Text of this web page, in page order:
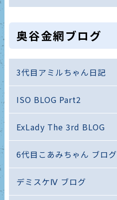
奥谷金網ブログ
3代目アミルちゃん日記
ISO BLOG Part2
ExLady The 3rd BLOG
6代目こあみちゃん ブログ
デミスケⅣ ブログ